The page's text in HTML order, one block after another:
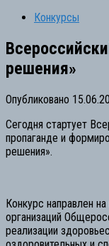
Конкурсы
решения»
Опубликовано
Сегодня стартует
пропаганде и
решения».
Конкурс направлен
организаций
реализации